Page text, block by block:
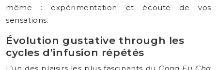
même : expérimentation et écoute de vos
sensations.
Évolution gustative through les
cycles d’infusion répétés